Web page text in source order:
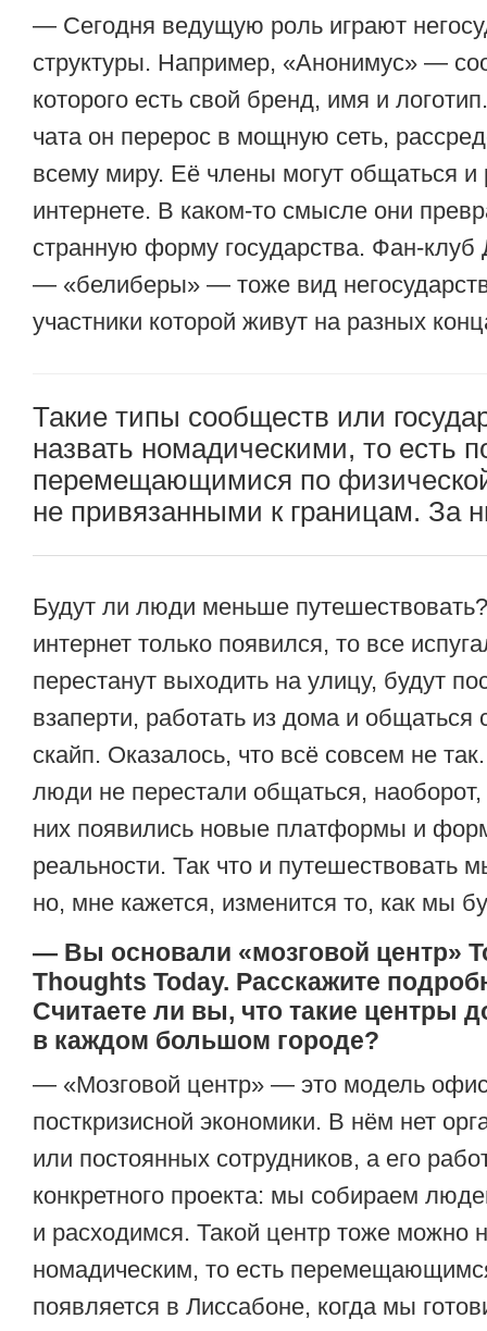
— Сегодня ведущую роль играют
структуры. Например, «Анонимус» —
которого есть свой бренд, имя и
чата он перерос в мощную сеть,
всему миру. Её члены могут общаться и
интернете. В каком-то смысле они
странную форму государства. Фан-
— «белиберы» — тоже вид
участники которой живут на разных
Такие типы сообществ или
назвать номадическими, то есть
перемещающимися по
не привязанными к границам. За
Будут ли люди меньше
интернет только появился, то все
перестанут выходить на улицу, будут
взаперти, работать из дома и общаться
скайп. Оказалось, что всё совсем не
люди не перестали общаться,
них появились новые платформы и
реальности. Так что и путешествовать
но, мне кажется, изменится то, как мы
— Вы основали «мозговой центр»
Thoughts Today. Расскажите
Считаете ли вы, что такие центры
в каждом большом городе?
— «Мозговой центр» — это модель
посткризисной экономики. В нём нет
или постоянных сотрудников, а его
конкретного проекта: мы собираем
и расходимся. Такой центр тоже можно
номадическим, то есть
появляется в Лиссабоне, когда мы